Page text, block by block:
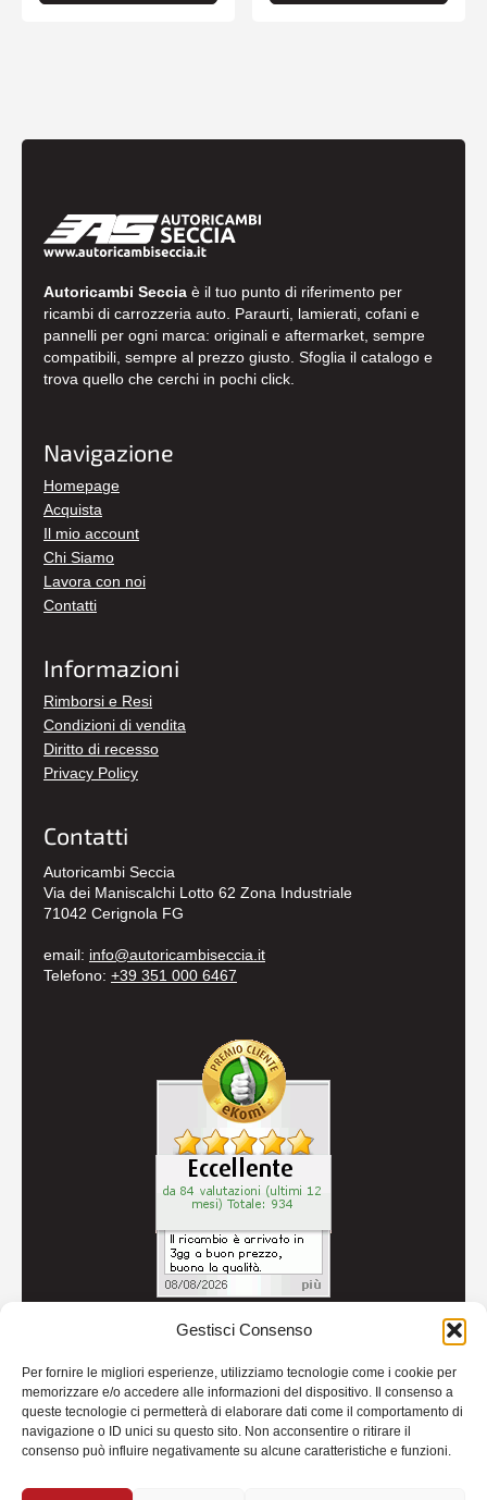
Gestisci Consenso
Per fornire le migliori esperienze, utilizziamo tecnologie come i cookie per
memorizzare e/o accedere alle informazioni del dispositivo. Il consenso a
queste tecnologie ci permetterà di elaborare dati come il comportamento di
navigazione o ID unici su questo sito. Non acconsentire o ritirare il
consenso può influire negativamente su alcune caratteristiche e funzioni.
Autoricambi Seccia è il tuo punto di riferimento per
ricambi di carrozzeria auto. Paraurti, lamierati, cofani e
pannelli per ogni marca: originali e aftermarket, sempre
compatibili, sempre al prezzo giusto. Sfoglia il catalogo e
trova quello che cerchi in pochi click.
Navigazione
Homepage
Acquista
Il mio account
Chi Siamo
Lavora con noi
Contatti
Informazioni
Rimborsi e Resi
Condizioni di vendita
Diritto di recesso
Privacy Policy
Contatti
Autoricambi Seccia
Via dei Maniscalchi Lotto 62 Zona Industriale
71042 Cerignola FG
email: info@autoricambiseccia.it
Telefono: +39 351 000 6467
Credits